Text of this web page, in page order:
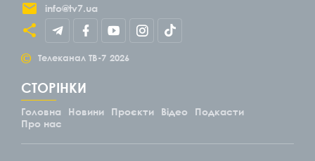
info@tv7.ua
© Телеканал ТВ-7 2026
СТОРІНКИ
Головна Новини Проєкти Відео
Подкасти
Про нас